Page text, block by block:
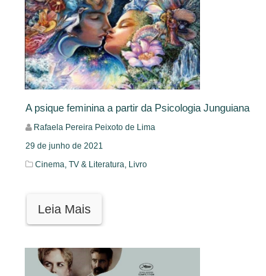
A psique feminina a partir da Psicologia Junguiana
Rafaela Pereira Peixoto de Lima
29 de junho de 2021
Cinema, TV & Literatura, Livro
Leia Mais